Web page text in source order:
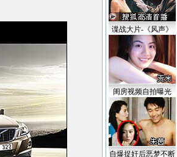
谍战大片-《风声》
闺房视频自拍曝光
自爆捉奸后恶梦不断